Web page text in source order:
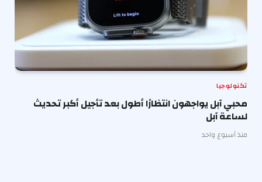
تكنولوجيا
محبي آبل يواجهون انتظارًا أطول بعد تأجيل أكبر تحديث
لساعة آبل
منذ أسبوع واحد